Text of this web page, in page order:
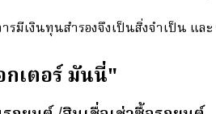
เงินทุนสำรองจึงเป็นสิ่งจำเป็น และ
กเตอร์ มันนี่"